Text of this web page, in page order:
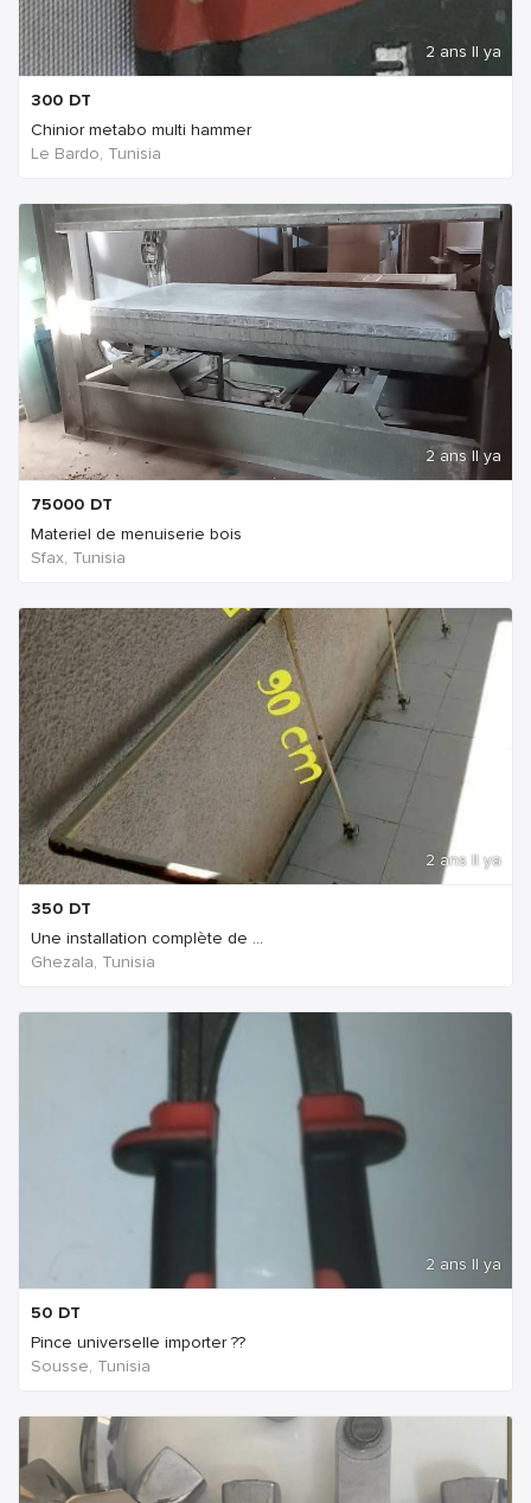
2 ans Il ya
300 DT
Chinior metabo multi hammer
Le Bardo, Tunisia
2 ans Il ya
75000 DT
Materiel de menuiserie bois
Sfax, Tunisia
2 ans Il ya
350 DT
Une installation complète de ...
Ghezala, Tunisia
2 ans Il ya
50 DT
Pince universelle importer ??
Sousse, Tunisia